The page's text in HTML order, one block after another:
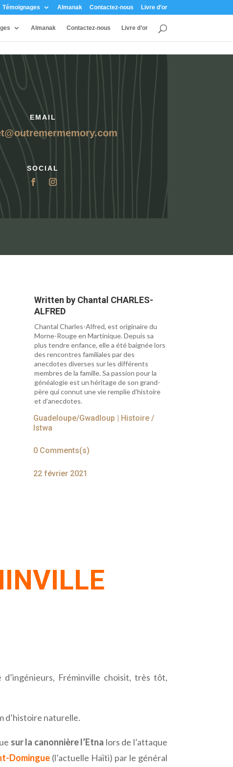
Témoignages Almanak Contactez-nous Livre d’or
Almanak Contactez-nous Livre d’or
EMAIL
SOCIAL
Written by Chantal CHARLES-
ALFRED
Chantal Charles-Alfred, est originaire du
Morne-Rouge en Martinique. Depuis sa
plus tendre enfance, elle a été baignée lors
des rencontres familiales par des
anecdotes diverses sur les différents
membres de la famille. Sa passion pour la
généalogie est un héritage de son grand-
père qui connut une vie remplie d’histoire
et d’anecdotes.
Guadeloupe/Gwadloup
Histoire /
Istwa
0 Comments(s)
22 février 2021
Fréminville choisit, très tôt,
d’histoire naturelle.
sur la canonnière l’Etna lors de l’attaque
Domingue (l’actuelle Haïti) par le général